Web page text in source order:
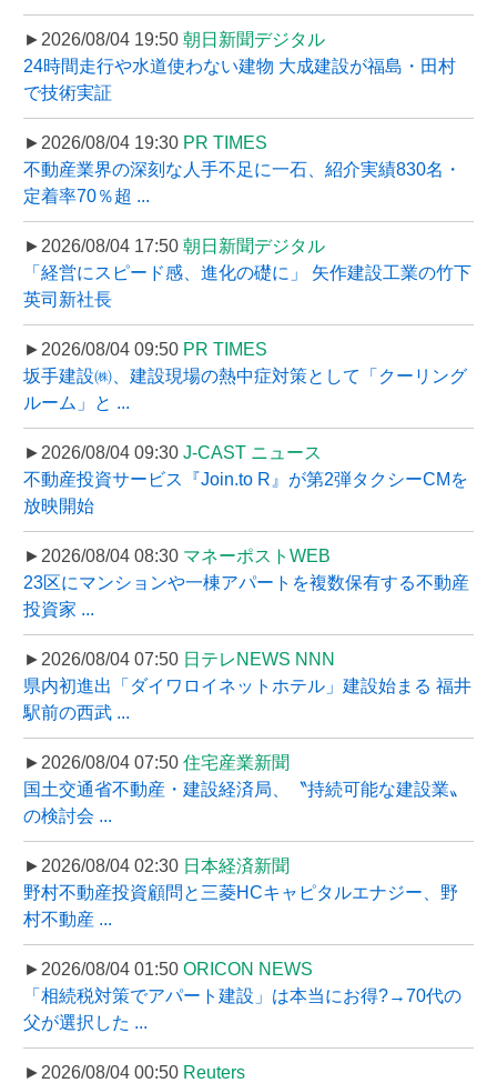
►2026/08/04 19:50 朝日新聞デジタル
24時間走行や水道使わない建物 大成建設が福島・田村
で技術実証
►2026/08/04 19:30 PR TIMES
不動産業界の深刻な人手不足に一石、紹介実績830名・
定着率70％超 ...
►2026/08/04 17:50 朝日新聞デジタル
「経営にスピード感、進化の礎に」 矢作建設工業の竹下
英司新社長
►2026/08/04 09:50 PR TIMES
坂手建設㈱、建設現場の熱中症対策として「クーリング
ルーム」と ...
►2026/08/04 09:30 J-CAST ニュース
不動産投資サービス『Join.to R』が第2弾タクシーCMを
放映開始
►2026/08/04 08:30 マネーポストWEB
23区にマンションや一棟アパートを複数保有する不動産
投資家 ...
►2026/08/04 07:50 日テレNEWS NNN
県内初進出「ダイワロイネットホテル」建設始まる 福井
駅前の西武 ...
►2026/08/04 07:50 住宅産業新聞
国土交通省不動産・建設経済局、〝持続可能な建設業〟
の検討会 ...
►2026/08/04 02:30 日本経済新聞
野村不動産投資顧問と三菱HCキャピタルエナジー、野
村不動産 ...
►2026/08/04 01:50 ORICON NEWS
「相続税対策でアパート建設」は本当にお得?→70代の
父が選択した ...
►2026/08/04 00:50 Reuters